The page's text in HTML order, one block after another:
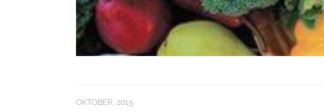
OKTOBER, 2015